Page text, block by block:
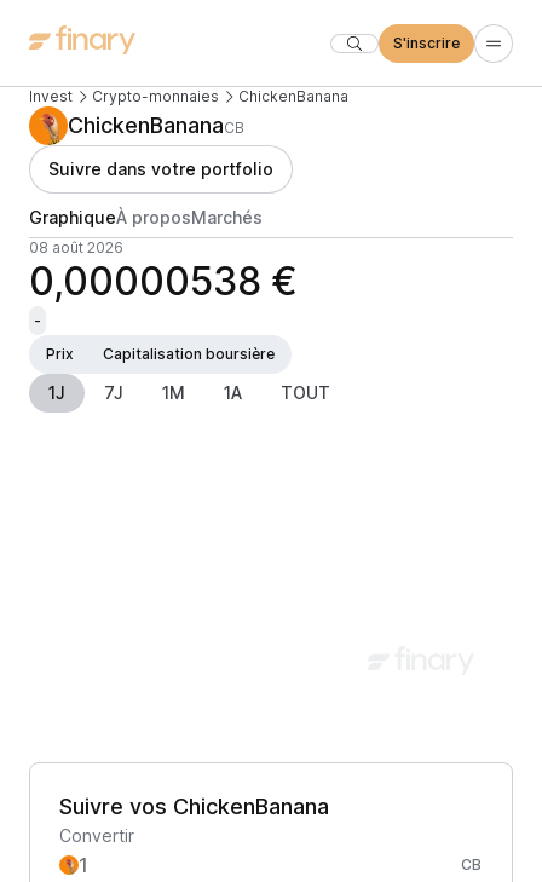
S'inscrire
Invest Crypto-monnaies ChickenBanana
ChickenBananaCB
Suivre dans votre portfolio
GraphiqueÀ proposMarchés
08 août 2026
0,00000538 €
-
Prix
Capitalisation boursière
1J 7J 1M 1A TOUT
Suivre vos ChickenBanana
Convertir
CB